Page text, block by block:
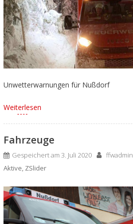
Unwetterwarnungen für Nußdorf
Weiterlesen
Fahrzeuge
Gespeichert am 3. Juli 2020 ffwadmin
Aktive, ZSlider